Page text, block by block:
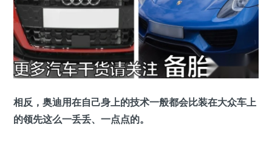
相反，奥迪用在自己身上的技术一般都会比装在大众车上
的领先这么一丢丢、一点点的。